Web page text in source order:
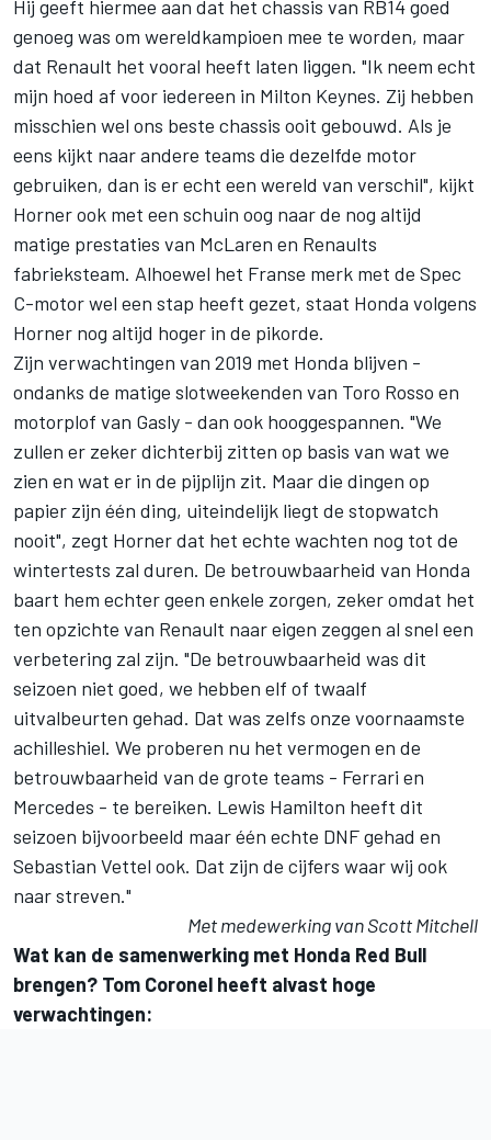
Hij geeft hiermee aan dat het chassis van RB14 goed
genoeg was om wereldkampioen mee te worden, maar
dat Renault het vooral heeft laten liggen. "Ik neem echt
mijn hoed af voor iedereen in Milton Keynes. Zij hebben
misschien wel ons beste chassis ooit gebouwd. Als je
eens kijkt naar andere teams die dezelfde motor
gebruiken, dan is er echt een wereld van verschil", kijkt
Horner ook met een schuin oog naar de nog altijd
matige prestaties van McLaren en Renaults
fabrieksteam. Alhoewel het Franse merk met de Spec
C-motor wel een stap heeft gezet, staat Honda volgens
Horner nog altijd hoger in de pikorde.
Zijn verwachtingen van 2019 met Honda blijven -
ondanks de matige slotweekenden van Toro Rosso en
motorplof van Gasly - dan ook hooggespannen. "We
zullen er zeker dichterbij zitten op basis van wat we
zien en wat er in de pijplijn zit. Maar die dingen op
papier zijn één ding, uiteindelijk liegt de stopwatch
nooit", zegt Horner dat het echte wachten nog tot de
wintertests zal duren. De betrouwbaarheid van Honda
baart hem echter geen enkele zorgen, zeker omdat het
ten opzichte van Renault naar eigen zeggen al snel een
verbetering zal zijn. "De betrouwbaarheid was dit
seizoen niet goed, we hebben elf of twaalf
uitvalbeurten gehad. Dat was zelfs onze voornaamste
achilleshiel. We proberen nu het vermogen en de
betrouwbaarheid van de grote teams - Ferrari en
Mercedes - te bereiken. Lewis Hamilton heeft dit
seizoen bijvoorbeeld maar één echte DNF gehad en
Sebastian Vettel ook. Dat zijn de cijfers waar wij ook
naar streven."
Met medewerking van Scott Mitchell
Wat kan de samenwerking met Honda Red Bull
brengen? Tom Coronel heeft alvast hoge
verwachtingen: